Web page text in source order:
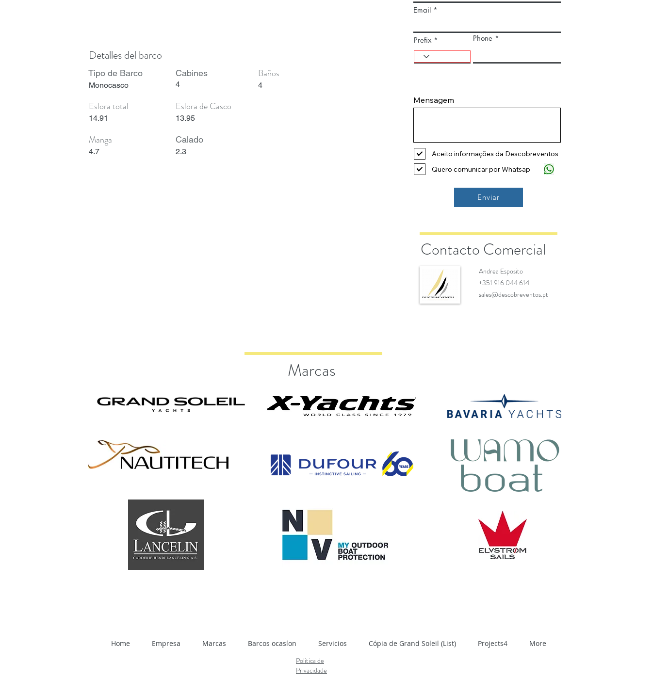
Detalles del barco
Tipo de Barco
Monocasco
Cabines
4
Baños
4
Eslora total
14.91
Eslora de Casco
13.95
Manga
4.7
Calado
2.3
Email
Prefix Phone
Mensagem
Aceito informações da Descobreventos
Quero comunicar por Whatsap
Enviar
Contacto Comercial
Andrea Esposito
+351 916 044 614
sales@descobreventos.pt
Marcas
Home Empresa Marcas Barcos ocasíon Servicios Cópia de Grand Soleil (List) Projects4 More
Politica de
Privacidade